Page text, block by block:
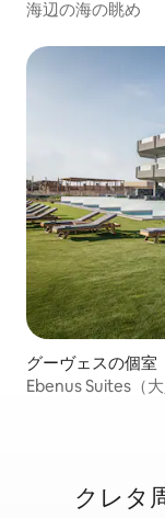
海辺の海の眺め
グーヴェスの個室
Ebenus Suites（
クレタ